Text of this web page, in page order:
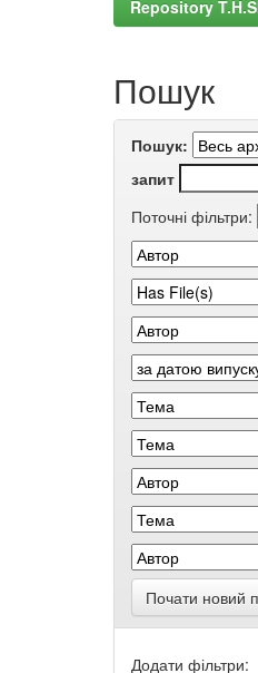
Repository
Пошук
Пошук:
запит
Поточні фільтри:
Почати новий
Додати фільтри: